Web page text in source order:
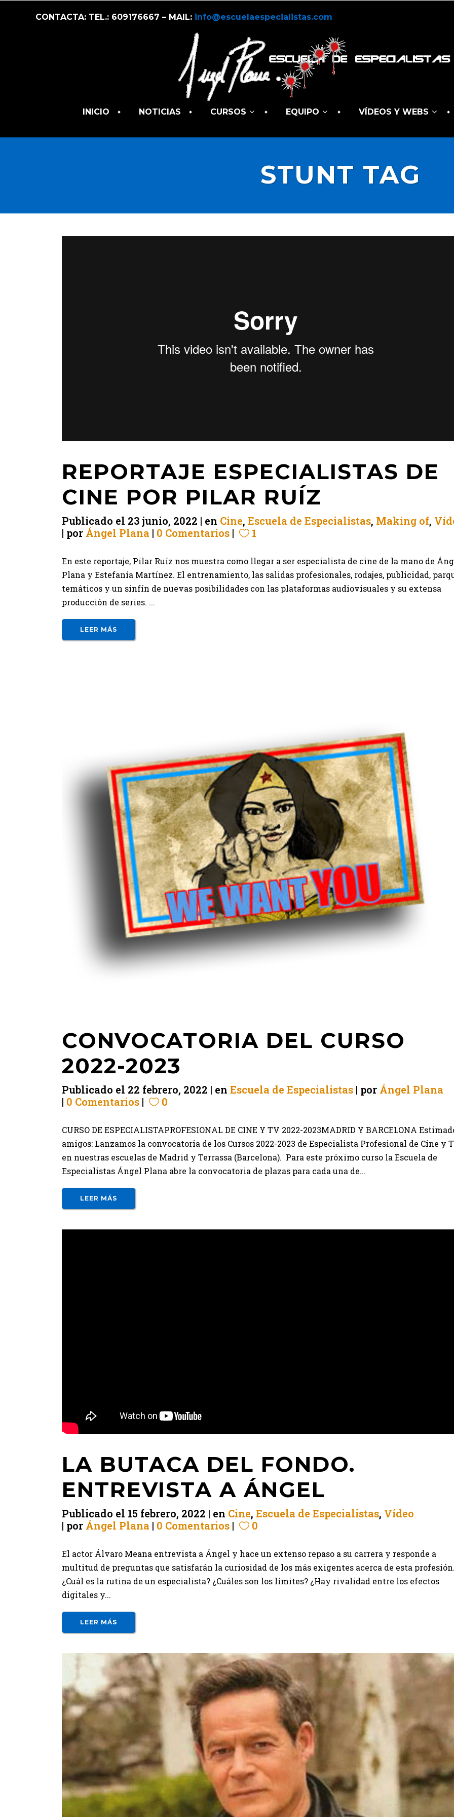
CONTACTA: TEL.: 609176667 – MAIL: info@escuelaespecialistas.com
INICIO NOTICIAS CURSOS EQUIPO VÍDEOS Y WEBS
STUNT TAG
REPORTAJE ESPECIALISTAS DE
CINE POR PILAR RUÍZ
Publicado el 23 junio, 2022 en Cine, Escuela de Especialistas, Making of,
por Ángel Plana 0 Comentarios 1
En este reportaje, Pilar Ruíz nos muestra como llegar a ser especialista de cine de la mano de
Plana y Estefanía Martínez. El entrenamiento, las salidas profesionales, rodajes, publicidad,
temáticos y un sinfín de nuevas posibilidades con las plataformas audiovisuales y su extensa
producción de series. ...
LEER MÁS
CONVOCATORIA DEL CURSO
2022-2023
Publicado el 22 febrero, 2022 en Escuela de Especialistas por Ángel Plana
0 Comentarios
0
CURSO DE ESPECIALISTAPROFESIONAL DE CINE Y TV 2022-2023MADRID Y BARCELONA
amigos: Lanzamos la convocatoria de los Cursos 2022-2023 de Especialista Profesional de Cine y
en nuestras escuelas de Madrid y Terrassa (Barcelona). Para este próximo curso la Escuela de
Especialistas Ángel Plana abre la convocatoria de plazas para cada una de...
LEER MÁS
LA BUTACA DEL FONDO.
ENTREVISTA A ÁNGEL
Publicado el 15 febrero, 2022 en Cine, Escuela de Especialistas, Vídeo
por Ángel Plana 0 Comentarios 0
El actor Álvaro Meana entrevista a Ángel y hace un extenso repaso a su carrera y responde a
multitud de preguntas que satisfarán la curiosidad de los más exigentes acerca de esta profesión.
¿Cuál es la rutina de un especialista? ¿Cuáles son los límites? ¿Hay rivalidad entre los efectos
digitales y...
LEER MÁS